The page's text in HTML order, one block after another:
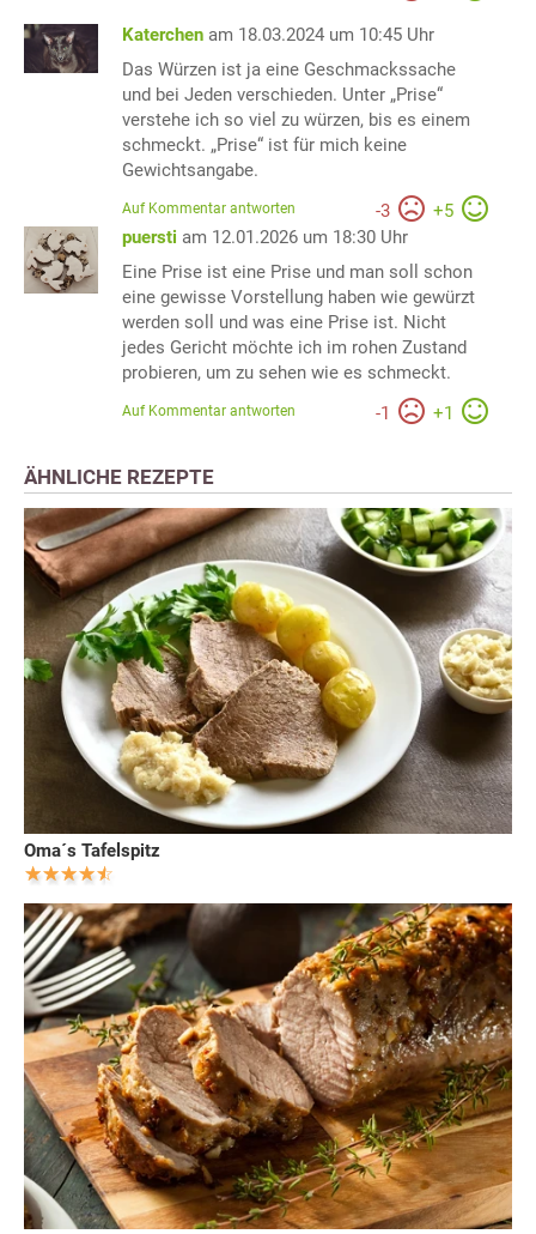
Katerchen am 18.03.2024 um 10:45 Uhr
Das Würzen ist ja eine Geschmackssache
und bei Jeden verschieden. Unter „Prise“
verstehe ich so viel zu würzen, bis es einem
schmeckt. „Prise“ ist für mich keine
Gewichtsangabe.
-3 +5
Auf Kommentar antworten
puersti am 12.01.2026 um 18:30 Uhr
Eine Prise ist eine Prise und man soll schon
eine gewisse Vorstellung haben wie gewürzt
werden soll und was eine Prise ist. Nicht
jedes Gericht möchte ich im rohen Zustand
probieren, um zu sehen wie es schmeckt.
-1 +1
Auf Kommentar antworten
ÄHNLICHE REZEPTE
Oma´s Tafelspitz